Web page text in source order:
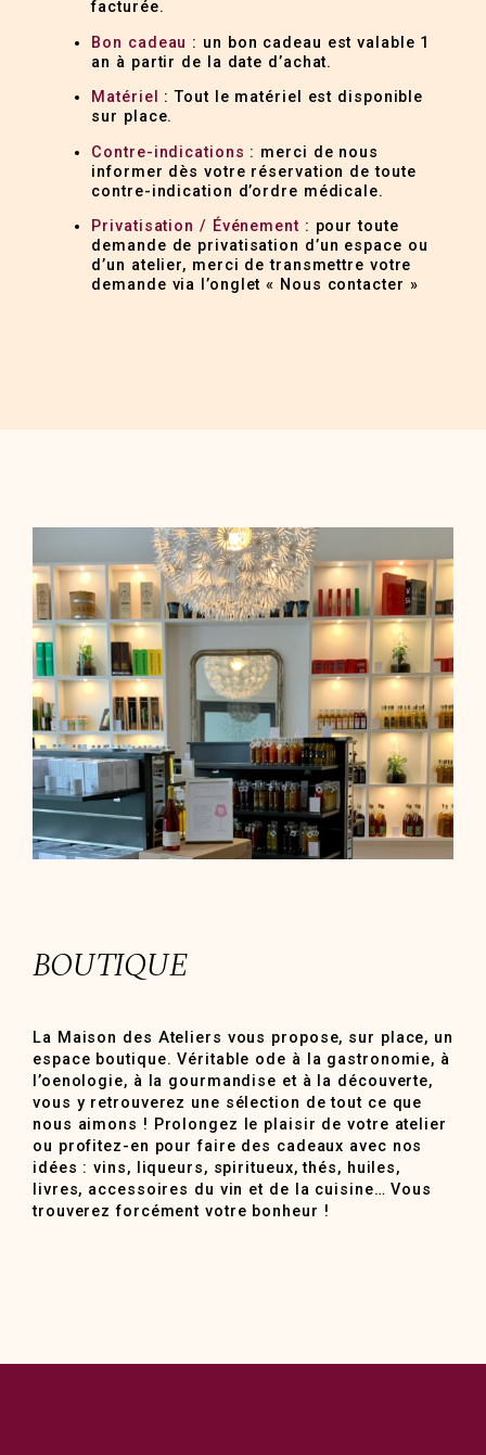
facturée.
Bon cadeau : un bon cadeau est valable 1
an à partir de la date d’achat.
Matériel
: Tout le matériel est disponible
sur place.
Contre-indications : merci de nous
informer dès votre réservation de toute
contre-indication d’ordre médicale.
Privatisation / Événement : pour toute
demande de privatisation d’un espace ou
d’un atelier, merci de transmettre votre
demande via l’onglet « Nous contacter »
BOUTIQUE
La Maison des Ateliers vous propose, sur place, un
espace boutique. Véritable ode à la gastronomie, à
l’oenologie, à la gourmandise et à la découverte,
vous y retrouverez une sélection de tout ce que
nous aimons ! Prolongez le plaisir de votre atelier
ou profitez-en pour faire des cadeaux avec nos
idées : vins, liqueurs, spiritueux, thés, huiles,
livres, accessoires du vin et de la cuisine… Vous
trouverez forcément votre bonheur !